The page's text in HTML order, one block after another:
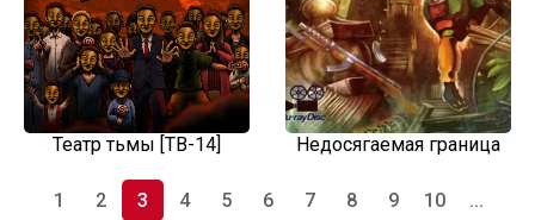
Театр тьмы [ТВ-14] Недосягаемая граница
1 2 3 4 5 6 7 8 9 10 ...